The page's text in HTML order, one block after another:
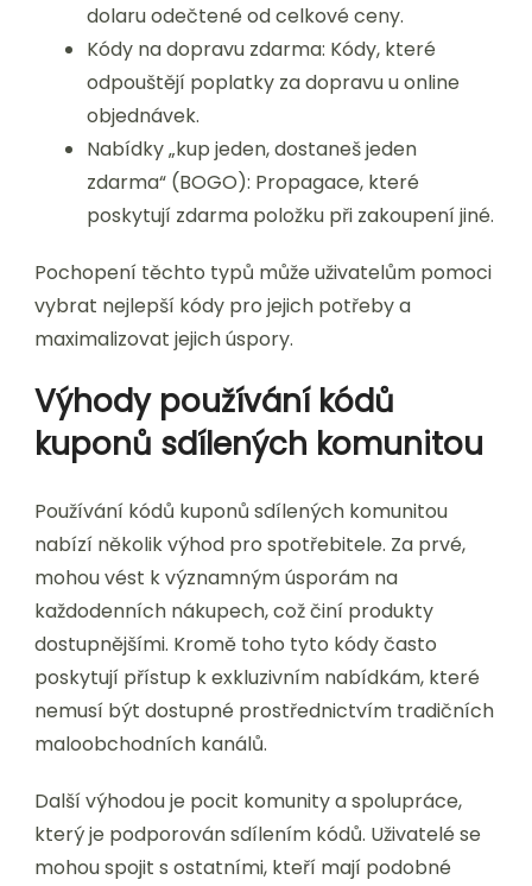
dolaru odečtené od celkové ceny.
Kódy na dopravu zdarma: Kódy, které
odpouštějí poplatky za dopravu u online
objednávek.
Nabídky „kup jeden, dostaneš jeden
zdarma“ (BOGO): Propagace, které
poskytují zdarma položku při zakoupení jiné.
Pochopení těchto typů může uživatelům pomoci
vybrat nejlepší kódy pro jejich potřeby a
maximalizovat jejich úspory.
Výhody používání kódů
kuponů sdílených komunitou
Používání kódů kuponů sdílených komunitou
nabízí několik výhod pro spotřebitele. Za prvé,
mohou vést k významným úsporám na
každodenních nákupech, což činí produkty
dostupnějšími. Kromě toho tyto kódy často
poskytují přístup k exkluzivním nabídkám, které
nemusí být dostupné prostřednictvím tradičních
maloobchodních kanálů.
Další výhodou je pocit komunity a spolupráce,
který je podporován sdílením kódů. Uživatelé se
mohou spojit s ostatními, kteří mají podobné